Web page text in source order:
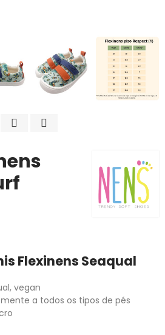
Flexinens Seaqual
vegan
a todos os tipos de pés